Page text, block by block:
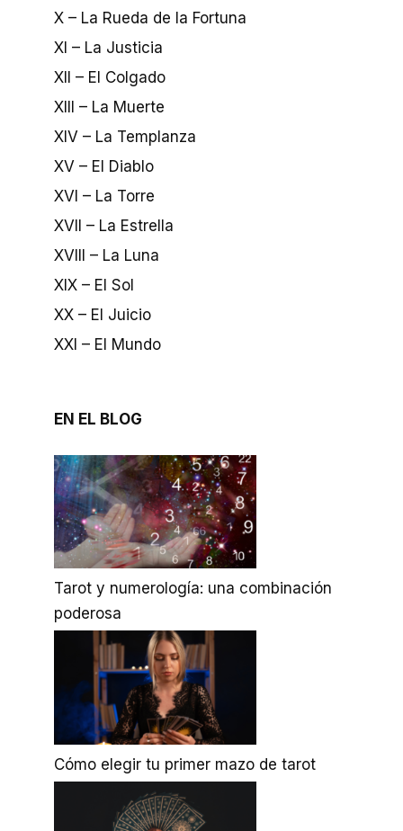
X – La Rueda de la Fortuna
XI – La Justicia
XII – El Colgado
XIII – La Muerte
XIV – La Templanza
XV – El Diablo
XVI – La Torre
XVII – La Estrella
XVIII – La Luna
XIX – El Sol
XX – El Juicio
XXI – El Mundo
EN EL BLOG
Tarot y numerología: una combinación
poderosa
Cómo elegir tu primer mazo de tarot